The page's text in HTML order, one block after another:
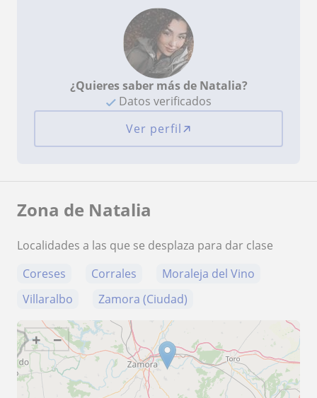
¿Quieres saber más de Natalia?
Datos verificados
Ver perfil
Zona de Natalia
Localidades a las que se desplaza para dar clase
Coreses
Corrales
Moraleja del Vino
Villaralbo
Zamora (Ciudad)
+ −